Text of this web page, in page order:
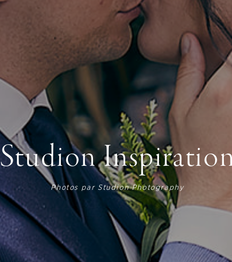
Studion
Photos par Studion Photography